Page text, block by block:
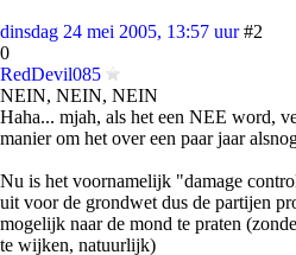
dinsdag 24 mei 2005, 13:57 uur #2
0
RedDevil085
NEIN, NEIN, NEIN
Haha... mjah, als het een NEE word,
manier om het over een paar jaar
Nu is het voornamelijk "damage
uit voor de grondwet dus de partijen
mogelijk naar de mond te praten
te wijken, natuurlijk)